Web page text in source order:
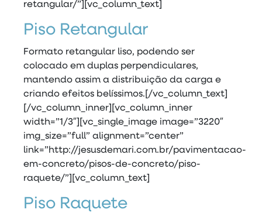
retangular/”][vc_column_text]
Piso Retangular
Formato retangular liso, podendo ser
colocado em duplas perpendiculares,
mantendo assim a distribuição da carga e
criando efeitos belíssimos.[/vc_column_text]
[/vc_column_inner][vc_column_inner
width=”1/3″][vc_single_image image=”3220″
img_size=”full” alignment=”center”
link=”http://jesusdemari.com.br/pavimentacao-
em-concreto/pisos-de-concreto/piso-
raquete/”][vc_column_text]
Piso Raquete